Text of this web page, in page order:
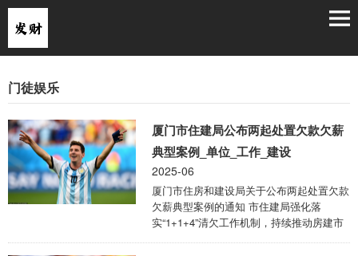
门徒娱乐
厦门市住建局公布两起处置欠款欠薪
典型案例_单位_工作_建设
2025-06
厦门市住房和建设局关于公布两起处置欠款
欠薪典型案例的通知 市住建局强化落
实“1+1+4”清欠工作机制，持续推动房建市